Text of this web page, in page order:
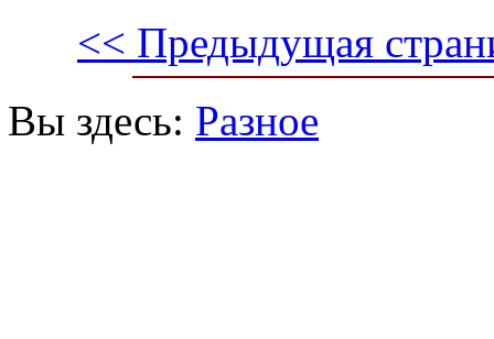
<< Предыдущая
Вы здесь: Разное